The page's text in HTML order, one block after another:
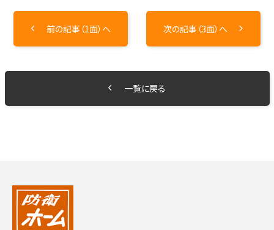
前の記事（1面）へ 次の記事（3面）へ
一覧に戻る